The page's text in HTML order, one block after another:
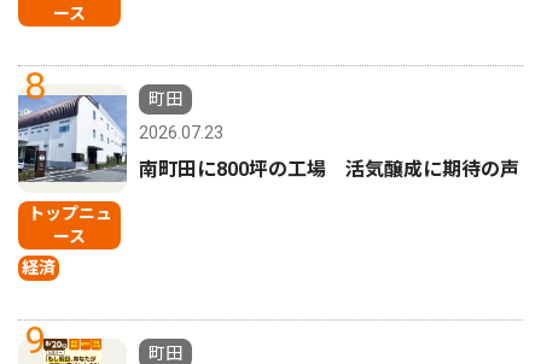
ース
8
トップニュ
ース
経済
町田
2026.07.23
南町田に800坪の工場 活気醸成に期待の声
9
町田